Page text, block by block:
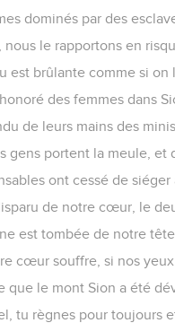
dominés par des
nous le rapportons en
est brûlante comme si on
des femmes dans
de leurs mains des
gens portent la meule, et
ont cessé de
de notre cœur, le
est tombée de notre
cœur souffre, si nos
que le mont Sion a été
tu règnes pour toujours